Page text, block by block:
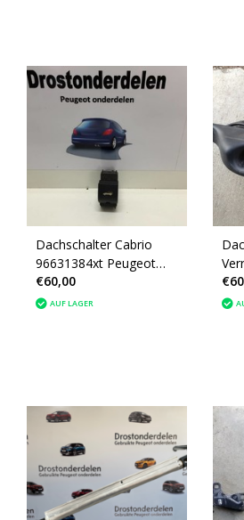
Dachschalter Cabrio
96631384xt Peugeot
308cc (6490S8)
€60,00
AUF LAGER